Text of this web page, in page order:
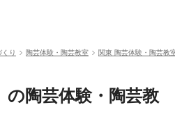
り 陶芸体験・陶芸教室 関東 陶芸体験・陶芸教
の陶芸体験・陶芸教